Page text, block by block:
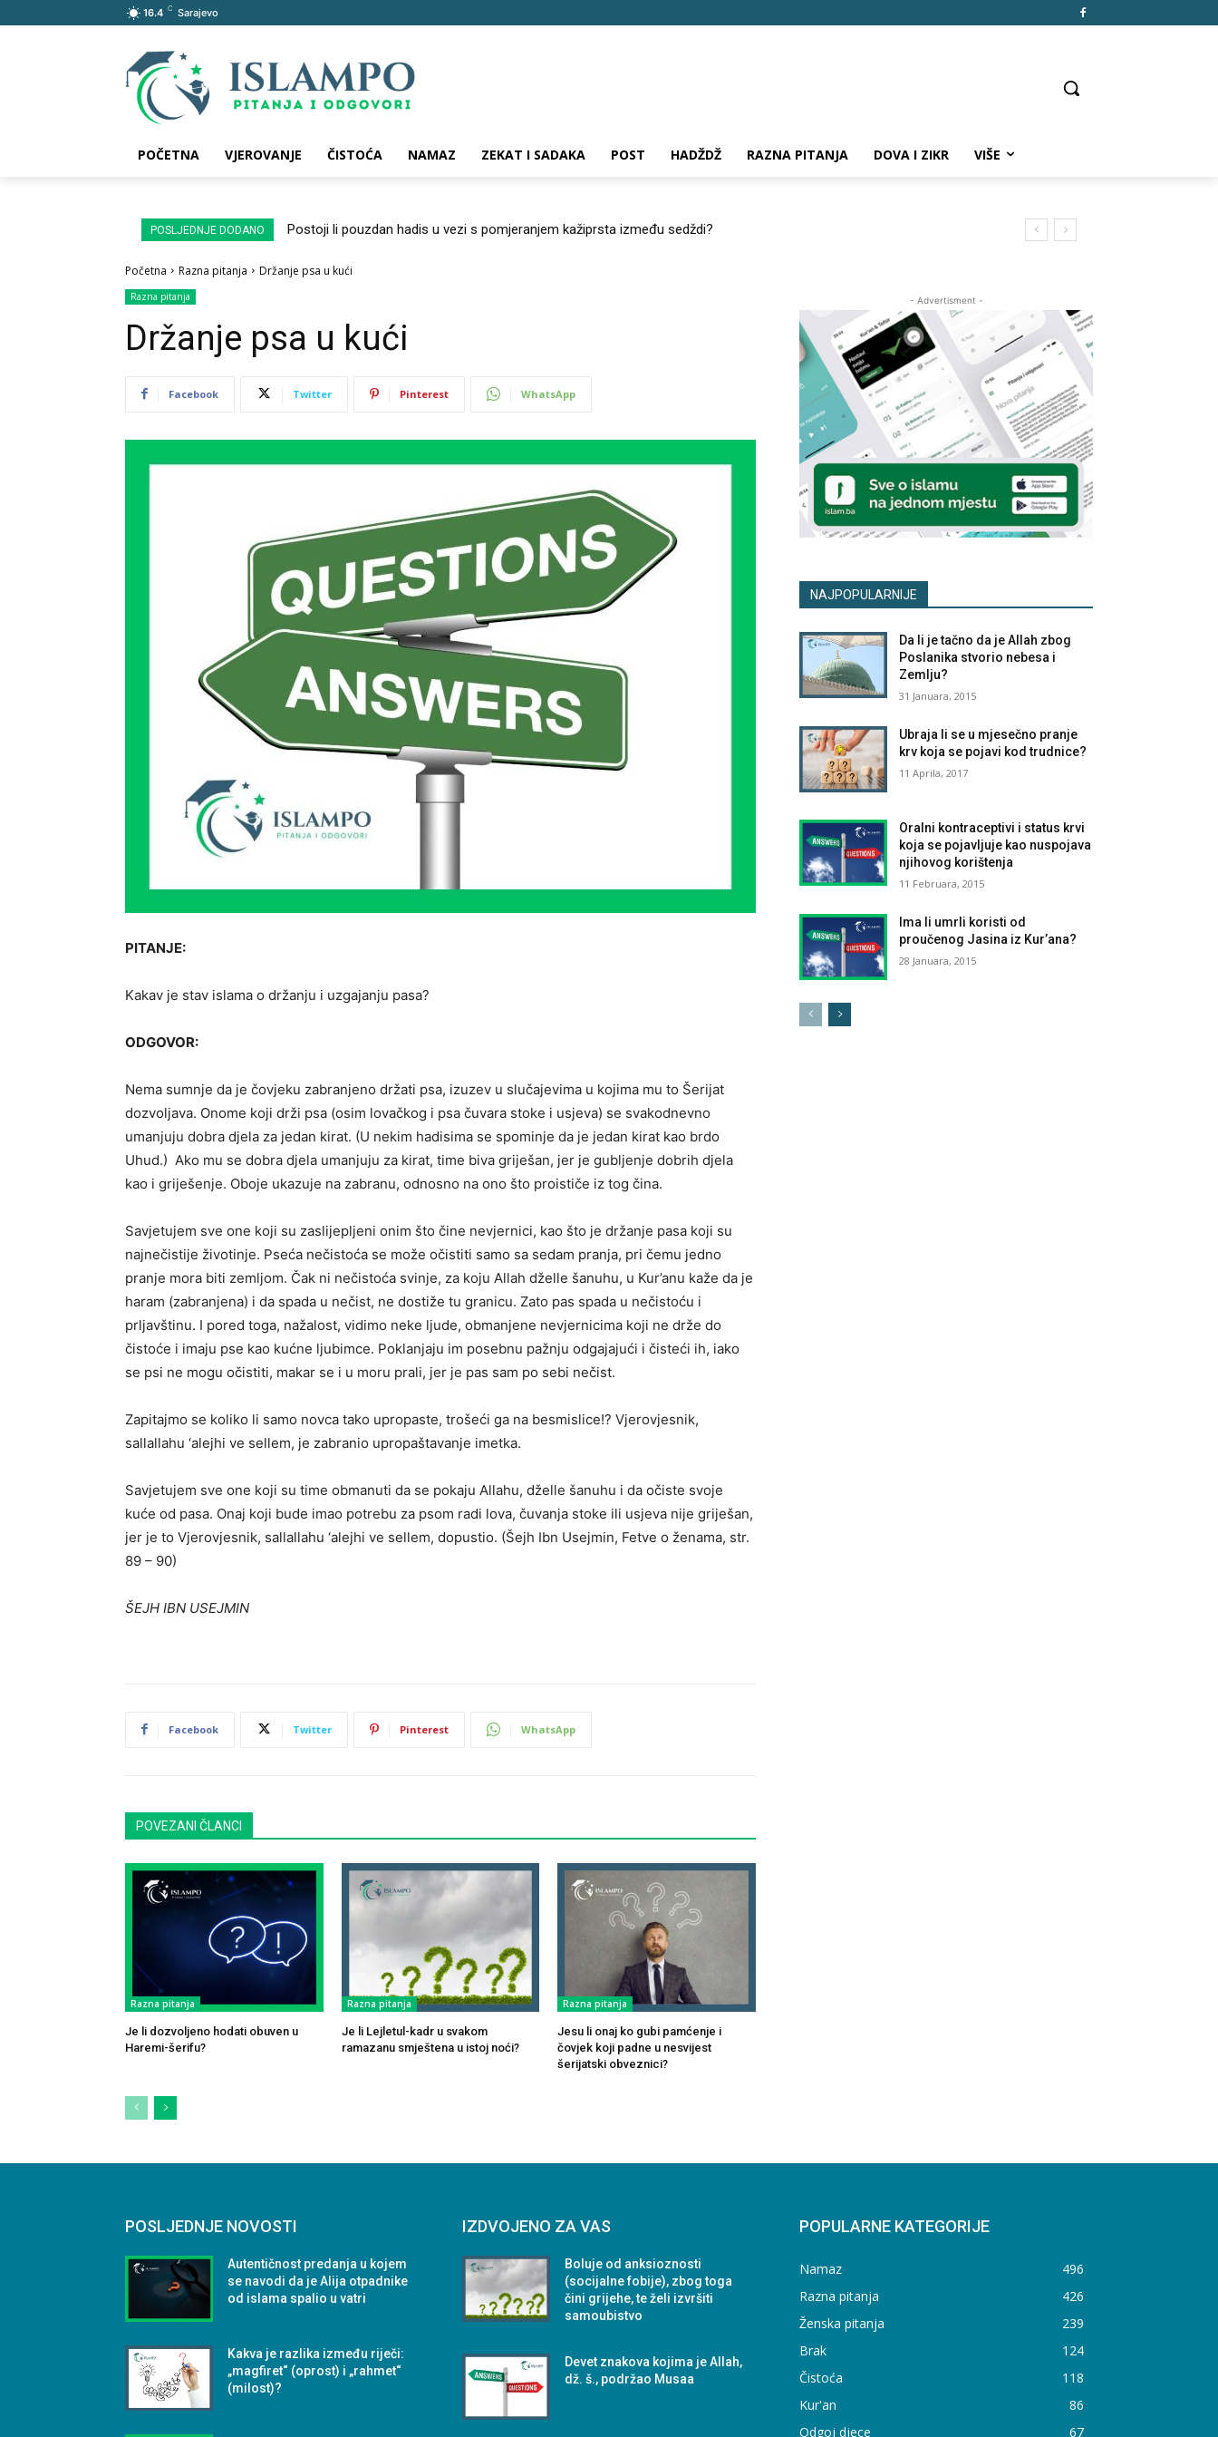
16.4 C Sarajevo
POČETNA VJEROVANJE ČISTOĆA NAMAZ ZEKAT I SADAKA POST HADŽDŽ RAZNA PITANJA DOVA I ZIKR VIŠE
POSLJEDNJE DODANO Postoji li pouzdan hadis u vezi s pomjeranjem kažiprsta između sedždi?
Početna Razna pitanja Držanje psa u kući
Razna pitanja
Držanje psa u kući
Facebook Twitter Pinterest WhatsApp
PITANJE:
Kakav je stav islama o držanju i uzgajanju pasa?
ODGOVOR:
Nema sumnje da je čovjeku zabranjeno držati psa, izuzev u slučajevima u kojima mu to Šerijat
dozvoljava. Onome koji drži psa (osim lovačkog i psa čuvara stoke i usjeva) se svakodnevno
umanjuju dobra djela za jedan kirat. (U nekim hadisima se spominje da je jedan kirat kao brdo
Uhud.) Ako mu se dobra djela umanjuju za kirat, time biva griješan, jer je gubljenje dobrih djela
kao i griješenje. Oboje ukazuje na zabranu, odnosno na ono što proističe iz tog čina.
Savjetujem sve one koji su zaslijepljeni onim što čine nevjernici, kao što je držanje pasa koji su
najnečistije životinje. Pseća nečistoća se može očistiti samo sa sedam pranja, pri čemu jedno
pranje mora biti zemljom. Čak ni nečistoća svinje, za koju Allah dželle šanuhu, u Kur’anu kaže da je
haram (zabranjena) i da spada u nečist, ne dostiže tu granicu. Zato pas spada u nečistoću i
prljavštinu. I pored toga, nažalost, vidimo neke ljude, obmanjene nevjernicima koji ne drže do
čistoće i imaju pse kao kućne ljubimce. Poklanjaju im posebnu pažnju odgajajući i čisteći ih, iako
se psi ne mogu očistiti, makar se i u moru prali, jer je pas sam po sebi nečist.
Zapitajmo se koliko li samo novca tako upropaste, trošeći ga na besmislice!? Vjerovjesnik,
sallallahu ‘alejhi ve sellem, je zabranio upropaštavanje imetka.
Savjetujem sve one koji su time obmanuti da se pokaju Allahu, dželle šanuhu i da očiste svoje
kuće od pasa. Onaj koji bude imao potrebu za psom radi lova, čuvanja stoke ili usjeva nije griješan,
jer je to Vjerovjesnik, sallallahu ‘alejhi ve sellem, dopustio. (Šejh Ibn Usejmin, Fetve o ženama, str.
89 – 90)
ŠEJH IBN USEJMIN
Facebook Twitter Pinterest WhatsApp
POVEZANI ČLANCI
Razna pitanja
Je li dozvoljeno hodati obuven u
Haremi-šerifu?
Razna pitanja
Je li Lejletul-kadr u svakom
ramazanu smještena u istoj noći?
Razna pitanja
Jesu li onaj ko gubi pamćenje i
čovjek koji padne u nesvijest
šerijatski obveznici?
- Advertisment -
NAJPOPULARNIJE
Da li je tačno da je Allah zbog
Poslanika stvorio nebesa i
Zemlju?
31 Januara, 2015
Ubraja li se u mjesečno pranje
krv koja se pojavi kod trudnice?
11 Aprila, 2017
Oralni kontraceptivi i status krvi
koja se pojavljuje kao nuspojava
njihovog korištenja
11 Februara, 2015
Ima li umrli koristi od
proučenog Jasina iz Kur’ana?
28 Januara, 2015
POSLJEDNJE NOVOSTI
Autentičnost predanja u kojem
se navodi da je Alija otpadnike
od islama spalio u vatri
Kakva je razlika između riječi:
„magfiret“ (oprost) i „rahmet“
(milost)?
IZDVOJENO ZA VAS
Boluje od anksioznosti
(socijalne fobije), zbog toga
čini grijehe, te želi izvršiti
samoubistvo
Devet znakova kojima je Allah,
dž. š., podržao Musaa
POPULARNE KATEGORIJE
Namaz
496
Razna pitanja
426
Ženska pitanja
239
Brak
124
Čistoća
118
Kur'an
86
Odgoj djece
67